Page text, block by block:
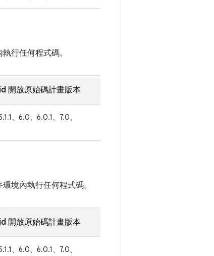
行任何程式碼。
開放原始碼計畫版本
、6.0、6.0.1、7.0、
境內執行任何程式碼。
開放原始碼計畫版本
、6.0、6.0.1、7.0、